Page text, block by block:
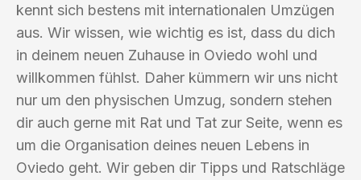
kennt sich bestens mit internationalen Umzügen
aus. Wir wissen, wie wichtig es ist, dass du dich
in deinem neuen Zuhause in Oviedo wohl und
willkommen fühlst. Daher kümmern wir uns nicht
nur um den physischen Umzug, sondern stehen
dir auch gerne mit Rat und Tat zur Seite, wenn es
um die Organisation deines neuen Lebens in
Oviedo geht. Wir geben dir Tipps und Ratschläge